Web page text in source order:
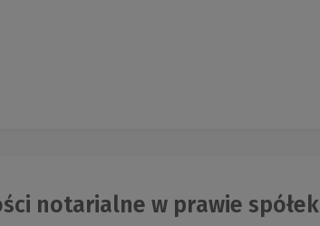
notarialne w prawie spółek